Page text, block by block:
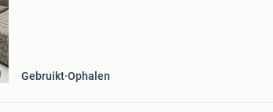
Gebruikt Ophalen